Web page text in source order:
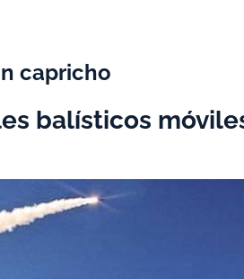
capricho
balísticos